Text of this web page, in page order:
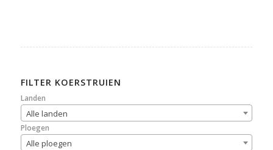
FILTER KOERSTRUIEN
Landen
Alle landen
Ploegen
Alle ploegen